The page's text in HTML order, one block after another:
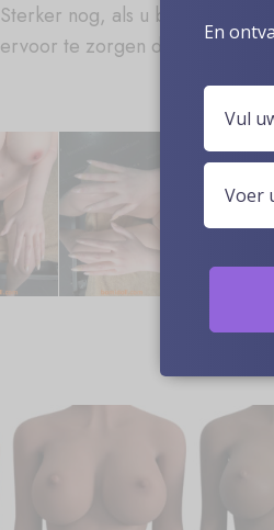
nog, als u bij ons
te zorgen dat u uwEn